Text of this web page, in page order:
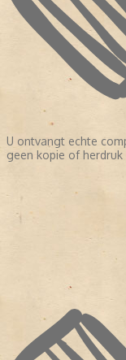
U ontvangt echte
geen kopie of